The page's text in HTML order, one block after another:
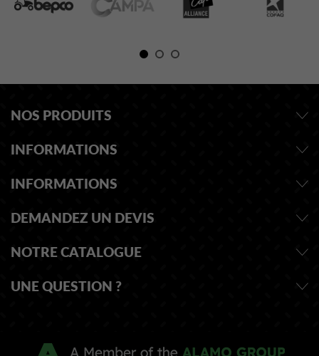
NOS PRODUITS
INFORMATIONS
INFORMATIONS
DEMANDEZ UN DEVIS
NOTRE CATALOGUE
UNE QUESTION ?